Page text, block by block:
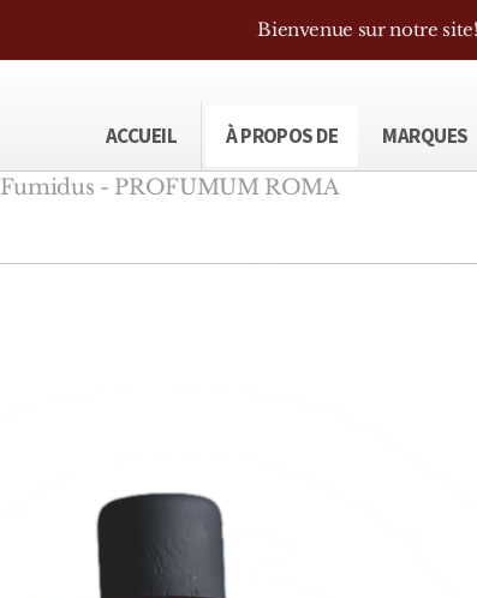
Bienvenue sur notre site!
ACCUEIL À PROPOS DE MARQUES
Fumidus - PROFUMUM ROMA